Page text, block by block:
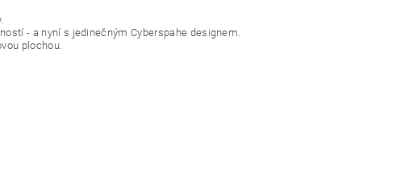
- a nyní s jedinečným Cyberspahe designem.
plochou.